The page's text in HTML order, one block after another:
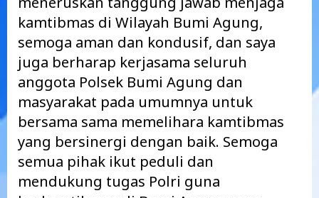
kamtibmas di Wilayah Bumi Agung,
semoga aman dan kondusif, dan saya
juga berharap kerjasama seluruh
anggota Polsek Bumi Agung dan
masyarakat pada umumnya untuk
bersama sama memelihara kamtibmas
yang bersinergi dengan baik. Semoga
semua pihak ikut peduli dan
mendukung tugas Polri guna